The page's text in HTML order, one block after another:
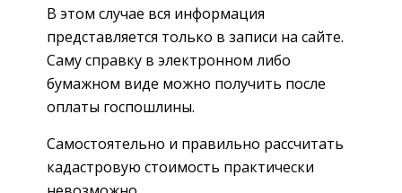
В этом случае вся информация
представляется только в записи на сайте.
Саму справку в электронном либо
бумажном виде можно получить после
оплаты госпошлины.
Самостоятельно и правильно рассчитать
кадастровую стоимость практически